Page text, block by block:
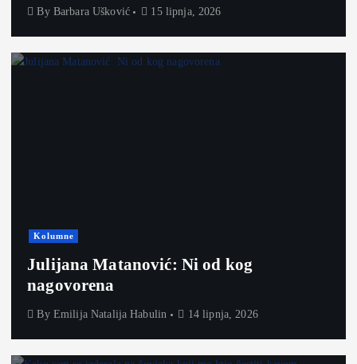
By Barbara Ušković 15 lipnja, 2026
Kolumne
Julijana Matanović: Ni od kog
nagovorena
By Emilija Natalija Habulin 14 lipnja, 2026